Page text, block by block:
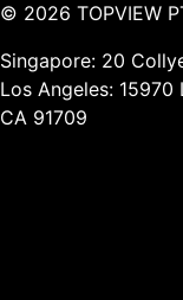
© 2026 TOPVIEW
Singapore: 20
Los Angeles: 15970
CA 91709